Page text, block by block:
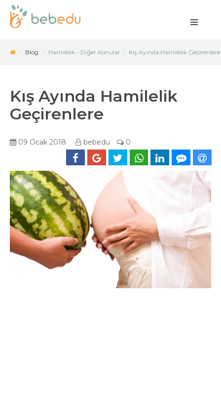
Blog Hamilelik - Diğer Konular Kış Ayında Hamilelik Geçirenlere
Kış Ayında Hamilelik
Geçirenlere
09 Ocak 2018 bebedu 0